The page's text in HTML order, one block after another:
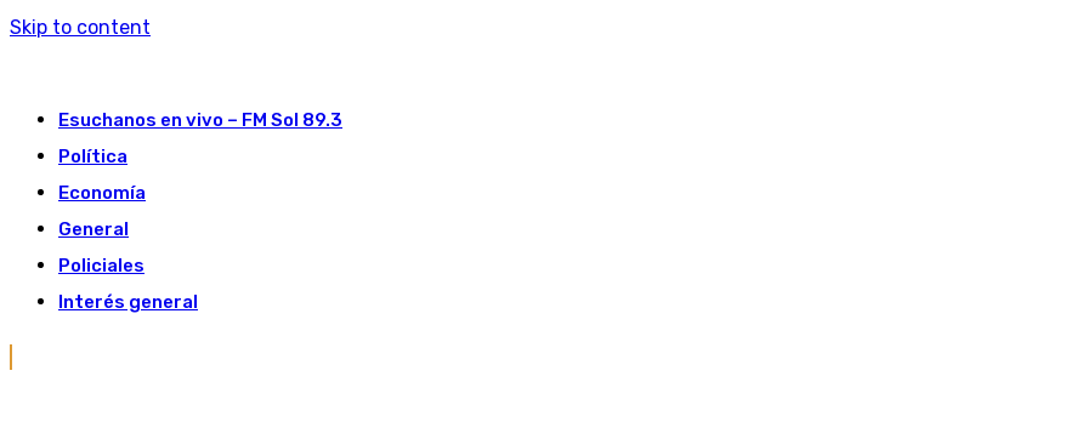
Skip to content
Esuchanos en vivo – FM Sol 89.3
Política
Economía
General
Policiales
Interés general